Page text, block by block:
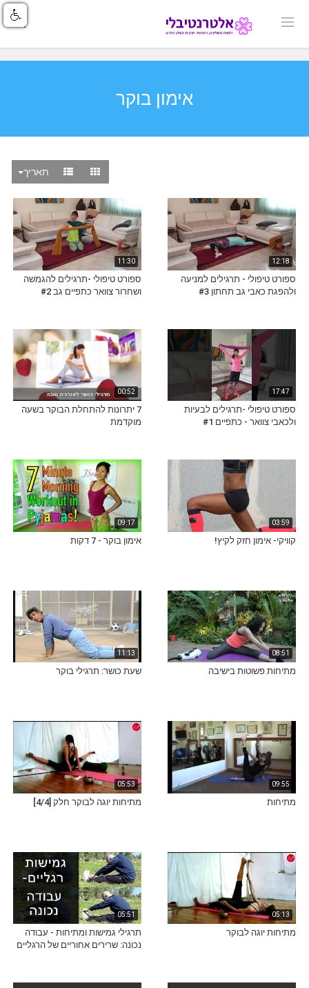
אימון בוקר
תאריך
12:18
ספורט טיפולי - תרגילים למניעה
ולהפגת כאבי גב תחתון #3
11:30
ספורט טיפולי -תרגילים להגמשה
ושחרור צוואר כתפיים גב #2
17:47
ספורט טיפולי -תרגילים לבעיות
ולכאבי צוואר - כתפיים #1
00:52
7 יתרונות להתחלת הבוקר בשעה
מוקדמת
03:59
קוויקי- אימון חזק לקיץ!
09:17
אימון בוקר - 7 דקות
08:51
מתיחות פשוטות בישיבה
11:13
שעת כושר: תרגילי בוקר
09:55
מתיחות
05:53
מתיחות יוגה לבוקר חלק [4/4]
05:13
מתיחות יוגה לבוקר
05:51
תרגילי גמישות ומתיחות - עבודה
נכונה: שרירים אחוריים של הרגליים